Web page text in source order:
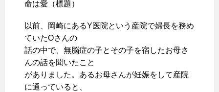
命は愛（標題）
以前、岡崎にあるY医院という産院で婦長を務め
ていたOさんの
話の中で、無脳症の子とその子を宿したお母さ
んの話を聞いたこと
がありました。あるお母さんが妊娠をして産院
に通っていると、